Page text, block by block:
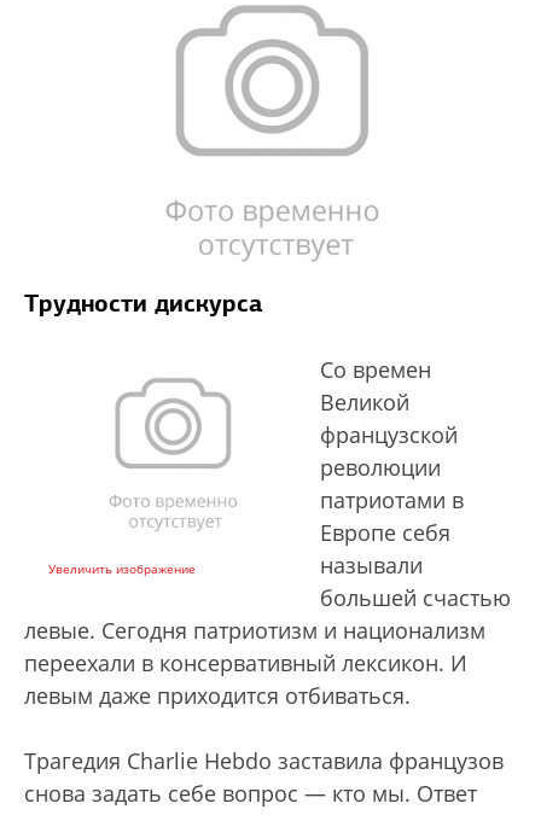
Трудности дискурса
Увеличить изображение
Со времен
Великой
французской
революции
патриотами в
Европе себя
называли
большей счастью
левые. Сегодня патриотизм и национализм
переехали в консервативный лексикон. И
левым даже приходится отбиваться.
Трагедия Charlie Hebdo заставила французов
снова задать себе вопрос — кто мы. Ответ